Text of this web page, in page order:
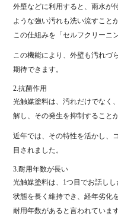
外壁などに利用すると、雨水が
ような強い汚れも洗い流すこと
この仕組みを「セルフクリーニ
この機能により、外壁も汚れづ
期待できます。
2.抗菌作用
光触媒塗料は、汚れだけでなく
解し、その発生を抑制すること
近年では、その特性を活かし、
目されました。
3.耐用年数が長い
光触媒塗料は、1つ目でお話し
状態を長く維持でき、経年劣化
耐用年数があると言われています